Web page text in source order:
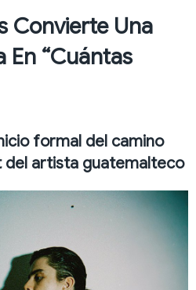
Convierte Una
En “Cuántas
formal del camino
del artista guatemalteco